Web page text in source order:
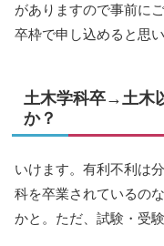
がありますので事前に
卒枠で申し込めると思い
土木学科卒→土木
か？
いけます。有利不利は
科を卒業されているの
かと。ただ、試験・受